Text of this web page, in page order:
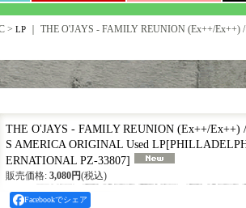
> LP
THE O'JAYS - FAMILY REUNION (Ex++/Ex++)
THE O'JAYS - FAMILY REUNION (Ex++/Ex++)
S AMERICA ORIGINAL Used LP[
ERNATIONAL PZ-33807]
販売価格: 3,080円(税込)
Facebookでシェア